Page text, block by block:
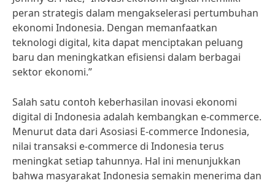
peran strategis dalam mengakselerasi pertumbuhan
ekonomi Indonesia. Dengan memanfaatkan
teknologi digital, kita dapat menciptakan peluang
baru dan meningkatkan efisiensi dalam berbagai
sektor ekonomi.”
Salah satu contoh keberhasilan inovasi ekonomi
digital di Indonesia adalah kembangkan e-commerce.
Menurut data dari Asosiasi E-commerce Indonesia,
nilai transaksi e-commerce di Indonesia terus
meningkat setiap tahunnya. Hal ini menunjukkan
bahwa masyarakat Indonesia semakin menerima dan